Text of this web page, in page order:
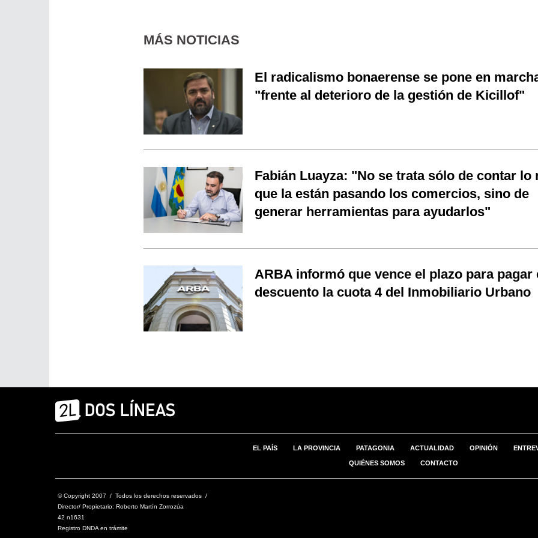
MÁS NOTICIAS
El radicalismo bonaerense se pone en
"frente al deterioro de la gestión de Kicillof"
Fabián Luayza: "No se trata sólo de contar lo
que la están pasando los comercios, sino de
generar herramientas para ayudarlos"
ARBA informó que vence el plazo para pagar
descuento la cuota 4 del Inmobiliario Urbano
EL PAÍS LA PROVINCIA PATAGONIA ACTUALIDAD OPINIÓN
QUIÉNES SOMOS CONTACTO
© Copyright 2007 / Todos los derechos reservados /
Director/ Propietario: Roberto Martín Zorrozúa
42 n1631
Registro DNDA en trámite